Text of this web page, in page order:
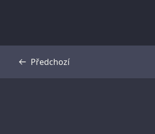
Předchozí
Přepis